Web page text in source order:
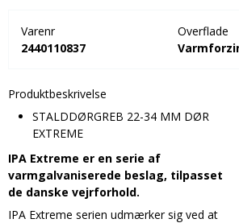
Varenr
2440110837
Overflade
Produktbeskrivelse
STALDDØRGREB 22-34 MM DØR
EXTREME
IPA Extreme er en serie af
varmgalvaniserede beslag, tilpasset
de danske vejrforhold.
IPA Extreme serien udmærker sig ved at